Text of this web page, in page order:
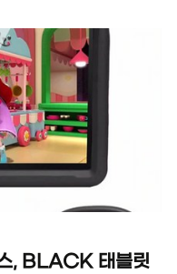
, BLACK 태블릿